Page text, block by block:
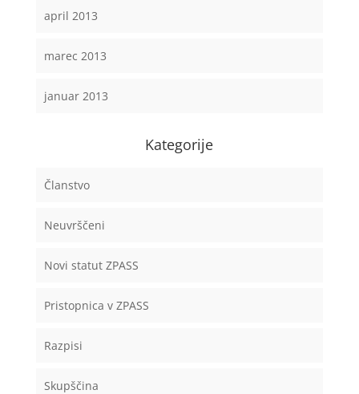
april 2013
marec 2013
januar 2013
Kategorije
Članstvo
Neuvrščeni
Novi statut ZPASS
Pristopnica v ZPASS
Razpisi
Skupščina